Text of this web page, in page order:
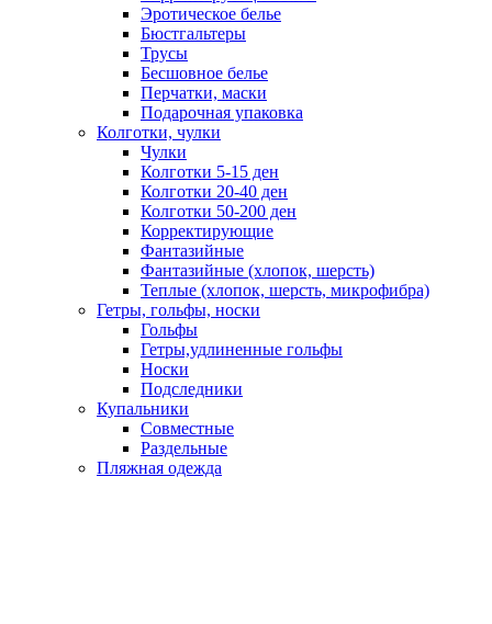
Эротическое белье
Бюстгальтеры
Трусы
Бесшовное белье
Перчатки, маски
Подарочная упаковка
Колготки, чулки
Чулки
Колготки 5-15 ден
Колготки 20-40 ден
Колготки 50-200 ден
Корректирующие
Фантазийные
Фантазийные (хлопок, шерсть)
Теплые (хлопок, шерсть, микрофибра)
Гетры, гольфы, носки
Гольфы
Гетры,удлиненные гольфы
Носки
Подследники
Купальники
Совместные
Раздельные
Пляжная одежда